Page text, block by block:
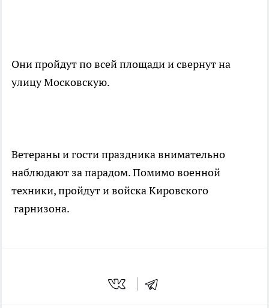
Они пройдут по всей площади и свернут на
улицу Московскую.
Ветераны и гости праздника внимательно
наблюдают за парадом. Помимо военной
техники, пройдут и войска Кировского
гарнизона.